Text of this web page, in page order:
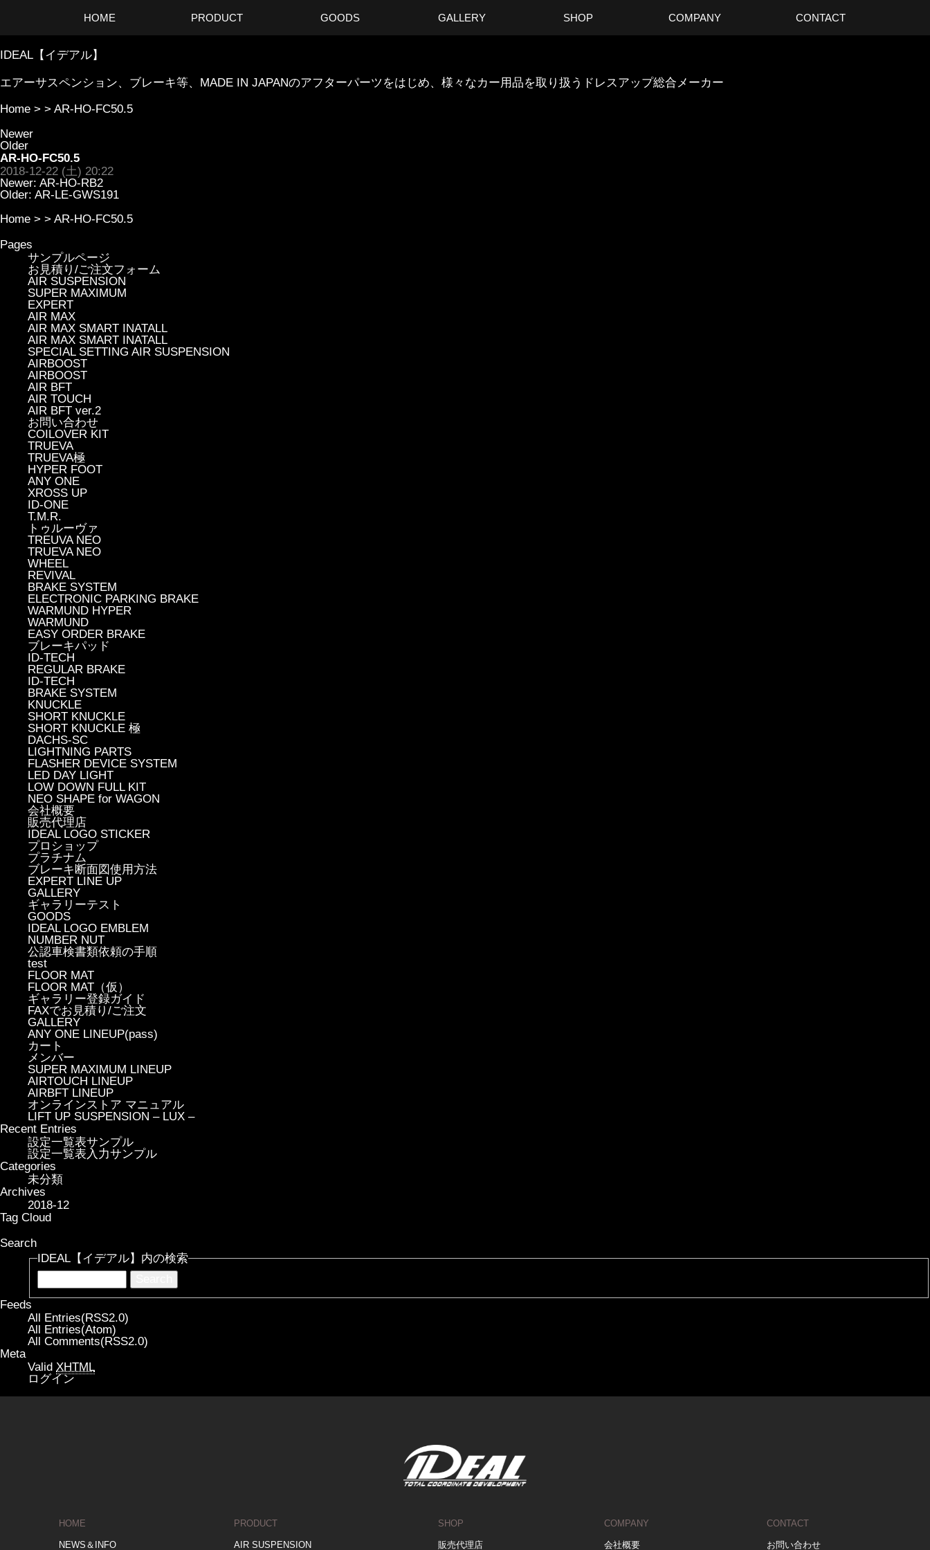
HOME PRODUCT GOODS GALLERY SHOP COMPANY CONTACT
IDEAL【イデアル】
エアーサスペンション、ブレーキ等、MADE IN JAPANのアフターパーツをはじめ、様々なカー用品を取り扱うドレスアップ総合メーカー
Home > > AR-HO-FC50.5
Newer
Older
AR-HO-FC50.5
2018-12-22 (土) 20:22
Newer: AR-HO-RB2
Older: AR-LE-GWS191
Home > > AR-HO-FC50.5
Pages
サンプルページ
お見積り/ご注文フォーム
AIR SUSPENSION
SUPER MAXIMUM
EXPERT
AIR MAX
AIR MAX SMART INATALL
AIR MAX SMART INATALL
SPECIAL SETTING AIR SUSPENSION
AIRBOOST
AIRBOOST
AIR BFT
AIR TOUCH
AIR BFT ver.2
お問い合わせ
COILOVER KIT
TRUEVA
TRUEVA極
HYPER FOOT
ANY ONE
XROSS UP
ID-ONE
T.M.R.
トゥルーヴァ
TREUVA NEO
TRUEVA NEO
WHEEL
REVIVAL
BRAKE SYSTEM
ELECTRONIC PARKING BRAKE
WARMUND HYPER
WARMUND
EASY ORDER BRAKE
ブレーキパッド
ID-TECH
REGULAR BRAKE
ID-TECH
BRAKE SYSTEM
KNUCKLE
SHORT KNUCKLE
SHORT KNUCKLE 極
DACHS-SC
LIGHTNING PARTS
FLASHER DEVICE SYSTEM
LED DAY LIGHT
LOW DOWN FULL KIT
NEO SHAPE for WAGON
会社概要
販売代理店
IDEAL LOGO STICKER
プロショップ
プラチナム
ブレーキ断面図使用方法
EXPERT LINE UP
GALLERY
ギャラリーテスト
GOODS
IDEAL LOGO EMBLEM
NUMBER NUT
公認車検書類依頼の手順
test
FLOOR MAT
FLOOR MAT（仮）
ギャラリー登録ガイド
FAXでお見積り/ご注文
GALLERY
ANY ONE LINEUP(pass)
カート
メンバー
SUPER MAXIMUM LINEUP
AIRTOUCH LINEUP
AIRBFT LINEUP
オンラインストア マニュアル
LIFT UP SUSPENSION – LUX –
Recent Entries
設定一覧表サンプル
設定一覧表入力サンプル
Categories
未分類
Archives
2018-12
Tag Cloud
Search
IDEAL【イデアル】内の検索
Feeds
All Entries(RSS2.0)
All Entries(Atom)
All Comments(RSS2.0)
Meta
Valid XHTML
ログイン
HOME
NEWS＆INFO
PRODUCT
AIR SUSPENSION
SHOP
販売代理店
COMPANY
会社概要
CONTACT
お問い合わせ